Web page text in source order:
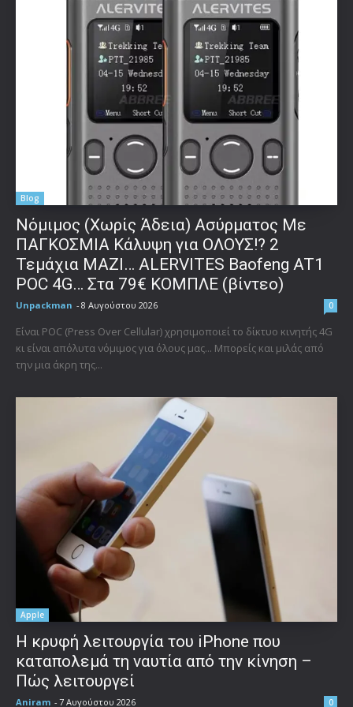
Blog
Νόμιμος (Χωρίς Άδεια) Ασύρματος Με
ΠΑΓΚΟΣΜΙΑ Κάλυψη για ΟΛΟΥΣ!? 2
Τεμάχια ΜΑΖΙ… ALERVITES Baofeng AT1
POC 4G… Στα 79€ ΚΟΜΠΛΕ (βίντεο)
Unpackman - 8 Αυγούστου 2026 0
Είναι POC (Press Over Cellular) χρησιμοποιεί το δίκτυο κινητής 4G
κι είναι απόλυτα νόμιμος για όλους μας... Μπορείς και μιλάς από
την μια άκρη της...
Apple
Η κρυφή λειτουργία του iPhone που
καταπολεμά τη ναυτία από την κίνηση –
Πώς λειτουργεί
Aniram - 7 Αυγούστου 2026 0